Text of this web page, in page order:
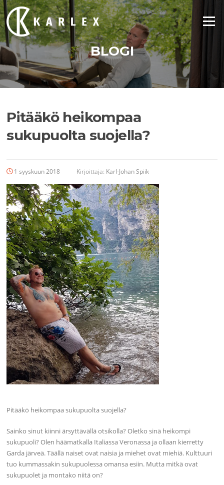
Siirry
suoraan
sisältöön
Valikko
BLOGI
Pitääkö heikompaa
sukupuolta suojella?
1 syyskuun 2018 Kirjoittaja: Karl-Johan Spiik
Pitääkö heikompaa sukupuolta suojella?
Sainko sinut kiinni ärsyttävällä otsikolla? Oletko sinä heikompi
sukupuoli? Olen häämatkalla Italiassa Veronassa ja ollaan kierretty
Garda järveä. Täällä naiset ovat naisia ja miehet ovat miehiä. Kulttuuri
tuo kummassakin sukupuolessa omansa esiin. Mutta mitkä ovat
sukupuolet ja montako niitä on?